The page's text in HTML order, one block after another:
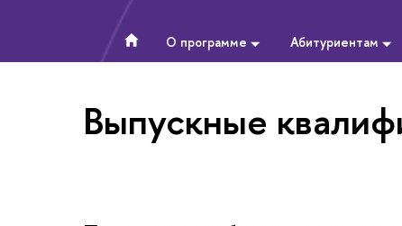
О программе Абитуриентам
Выпускные